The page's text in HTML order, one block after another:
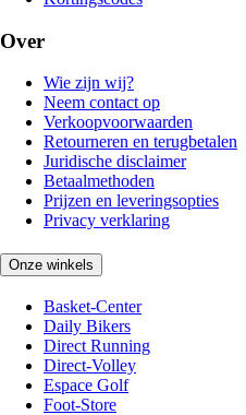
Over
Wie zijn wij?
Neem contact op
Verkoopvoorwaarden
Retourneren en terugbetalen
Juridische disclaimer
Betaalmethoden
Prijzen en leveringsopties
Privacy verklaring
Onze winkels
Basket-Center
Daily Bikers
Direct Running
Direct-Volley
Espace Golf
Foot-Store